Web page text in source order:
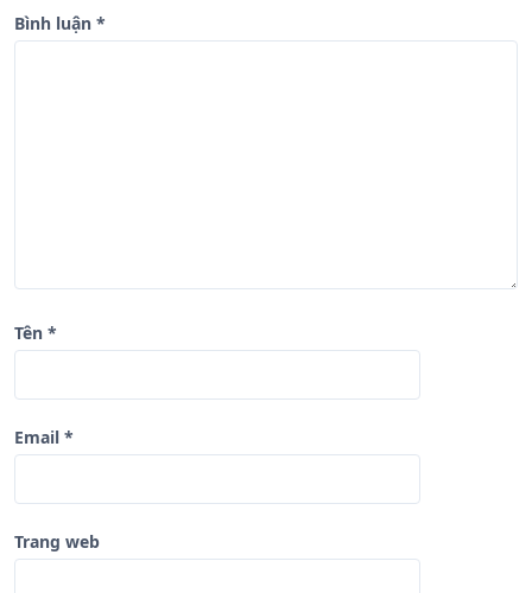
b
Bình luận *
Tên *
Email *
Trang web